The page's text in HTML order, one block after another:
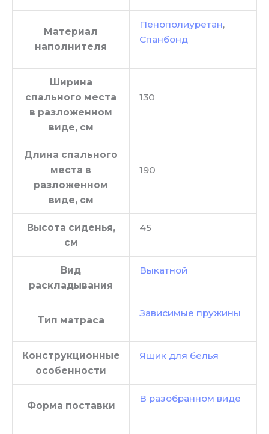
Материал
наполнителя
Пенополиуретан,
Спанбонд
Ширина
спального места
в разложенном
виде, см
130
Длина спального
места в
разложенном
виде, см
190
Высота сиденья,
см
45
Вид
раскладывания
Выкатной
Тип матраса
Зависимые пружины
Конструкционные
особенности
Ящик для белья
Форма поставки
В разобранном виде